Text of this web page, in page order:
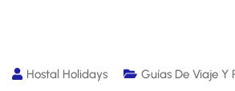
Hostal Holidays Guías De Viaje Y